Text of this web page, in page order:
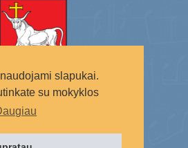
slapukai.
su mokyklos
savivaldybė